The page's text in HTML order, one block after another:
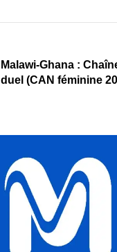
Malawi-Ghana :
duel (CAN féminine